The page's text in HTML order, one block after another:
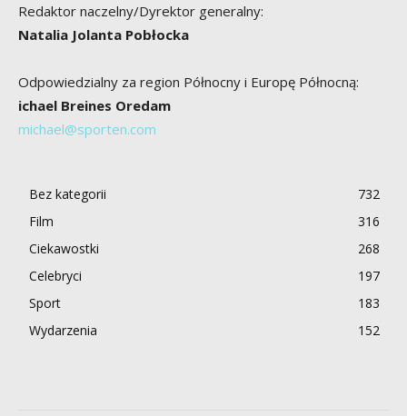
Redaktor naczelny/Dyrektor generalny:
Natalia Jolanta Pobłocka
Odpowiedzialny za region Północny i Europę Północną:
ichael Breines Oredam
michael@sporten.com
Bez kategorii
732
Film
316
Ciekawostki
268
Celebryci
197
Sport
183
Wydarzenia
152